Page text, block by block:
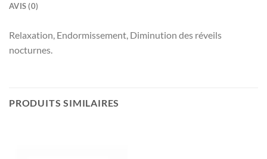
AVIS (0)
Relaxation, Endormissement, Diminution des réveils
nocturnes.
PRODUITS SIMILAIRES